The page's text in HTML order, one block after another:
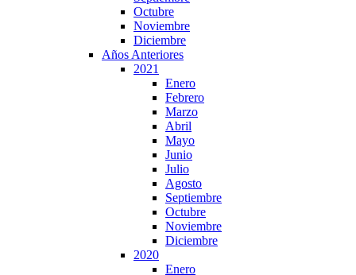
Octubre
Noviembre
Diciembre
Años Anteriores
2021
Enero
Febrero
Marzo
Abril
Mayo
Junio
Julio
Agosto
Septiembre
Octubre
Noviembre
Diciembre
2020
Enero